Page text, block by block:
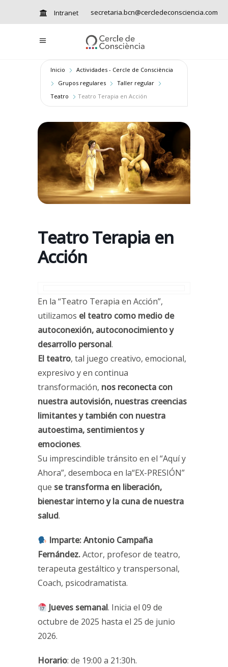
Intranet secretaria.bcn@cercledeconsciencia.com
Inicio
Actividades - Cercle de Consciència
Grupos regulares
Taller regular
Teatro
Teatro Terapia en Acción
Teatro Terapia en
Acción
En la “Teatro Terapia en Acción”,
utilizamos el teatro como medio de
autoconexión, autoconocimiento y
desarrollo personal.
El teatro, tal juego creativo, emocional,
expresivo y en continua
transformación, nos reconecta con
nuestra autovisión, nuestras creencias
limitantes y también con nuestra
autoestima, sentimientos y
emociones.
Su imprescindible tránsito en el “Aquí y
Ahora”, desemboca en la“EX-PRESIÓN”
que se transforma en liberación,
bienestar interno y la cuna de nuestra
salud.
Imparte:Antonio Campaña
Fernández.Actor, profesor de teatro,
terapeuta gestáltico y transpersonal,
Coach, psicodramatista.
Jueves semanal. Inicia el 09 de
octubre de 2025 hasta el 25 de junio
2026.
Horario: de 19:00 a 21:30h.